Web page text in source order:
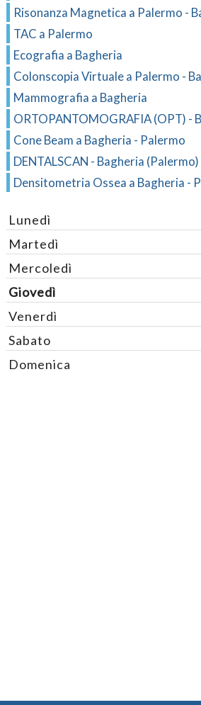
Risonanza Magnetica a Palermo -
TAC a Palermo
Ecografia a Bagheria
Colonscopia Virtuale a Palermo -
Mammografia a Bagheria
ORTOPANTOMOGRAFIA (OPT) -
Cone Beam a Bagheria - Palermo
DENTALSCAN - Bagheria (Palermo)
Densitometria Ossea a Bagheria -
Lunedì
Martedì
Mercoledì
Giovedì
Venerdì
Sabato
Domenica